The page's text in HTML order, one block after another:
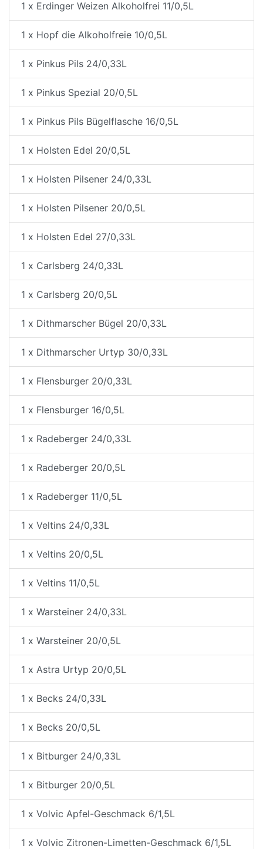
1 x Erdinger Weizen Alkoholfrei 11/0,5L
1 x Hopf die Alkoholfreie 10/0,5L
1 x Pinkus Pils 24/0,33L
1 x Pinkus Spezial 20/0,5L
1 x Pinkus Pils Bügelflasche 16/0,5L
1 x Holsten Edel 20/0,5L
1 x Holsten Pilsener 24/0,33L
1 x Holsten Pilsener 20/0,5L
1 x Holsten Edel 27/0,33L
1 x Carlsberg 24/0,33L
1 x Carlsberg 20/0,5L
1 x Dithmarscher Bügel 20/0,33L
1 x Dithmarscher Urtyp 30/0,33L
1 x Flensburger 20/0,33L
1 x Flensburger 16/0,5L
1 x Radeberger 24/0,33L
1 x Radeberger 20/0,5L
1 x Radeberger 11/0,5L
1 x Veltins 24/0,33L
1 x Veltins 20/0,5L
1 x Veltins 11/0,5L
1 x Warsteiner 24/0,33L
1 x Warsteiner 20/0,5L
1 x Astra Urtyp 20/0,5L
1 x Becks 24/0,33L
1 x Becks 20/0,5L
1 x Bitburger 24/0,33L
1 x Bitburger 20/0,5L
1 x Volvic Apfel-Geschmack 6/1,5L
1 x Volvic Zitronen-Limetten-Geschmack 6/1,5L